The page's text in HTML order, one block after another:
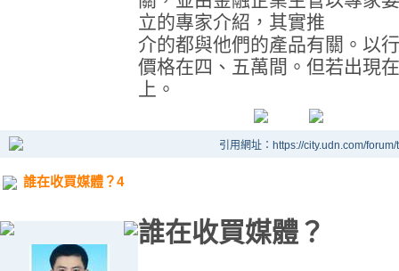
立的專家介紹，其實推
介的都與他們的產品有關。以
價格在四、五萬間。但若出現
上。
引用網址：https://city.udn.com/
誰在收買媒體？4
誰在收買媒體？